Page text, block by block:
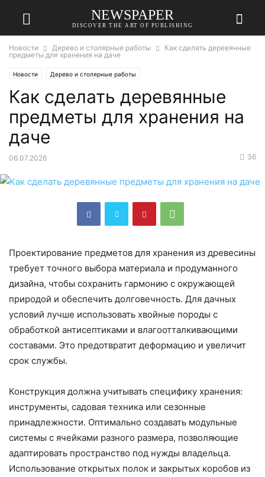
NEWSPAPER
DISCOVER THE ART OF PUBLISHING
Новости Дерево и столярные работы
Как сделать деревянные
предметы для хранения на даче
Новости Дерево и столярные работы
Как сделать деревянные
предметы для хранения на
даче
06.07.2026 36
Проектирование предметов для хранения из древесины
требует точного выбора материала и продуманного
дизайна, чтобы сохранить гармонию с окружающей
природой и обеспечить долговечность. Для дачных
условий лучше использовать хвойные породы с
обработкой антисептиками и влагоотталкивающими
составами. Это предотвратит деформацию и увеличит
срок службы.
Конструкция должна учитывать специфику хранения:
инструменты, садовая техника или сезонные
принадлежности. Оптимально создавать модульные
системы с ячейками разного размера, позволяющие
адаптировать пространство под нужды владельца.
Использование открытых полок и закрытых коробов из